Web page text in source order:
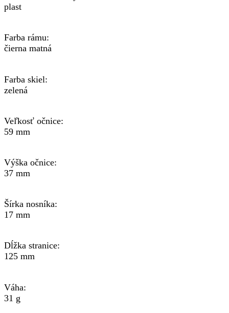
plast
Farba rámu:
čierna matná
Farba skiel:
zelená
Veľkosť očnice:
59 mm
Výška očnice:
37 mm
Šírka nosníka:
17 mm
Dĺžka stranice:
125 mm
Váha:
31 g